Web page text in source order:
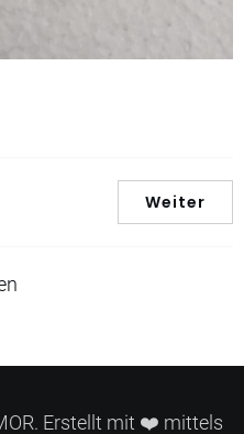
Weiter
Erstellt mit ❤️ mittels